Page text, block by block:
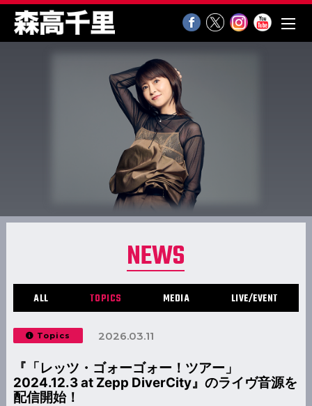
NEWS
ALL TOPICS MEDIA LIVE/EVENT
Topics 2026.03.11
『「レッツ・ゴォーゴォー！ツアー」
2024.12.3 at Zepp DiverCity』のライヴ音源を
配信開始！